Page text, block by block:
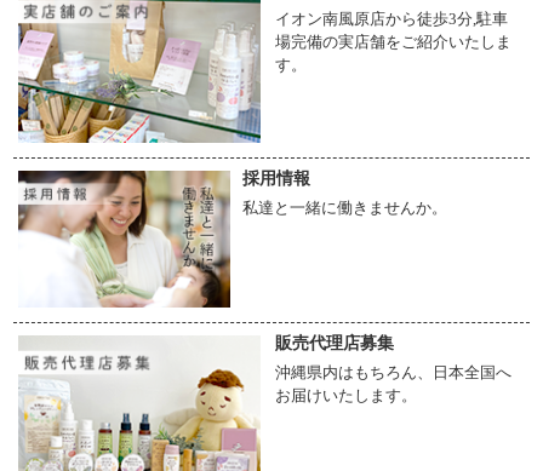
イオン南風原店から徒歩3分,駐車
場完備の実店舗をご紹介いたしま
す。
採用情報
私達と一緒に働きませんか。
販売代理店募集
沖縄県内はもちろん、日本全国へ
お届けいたします。